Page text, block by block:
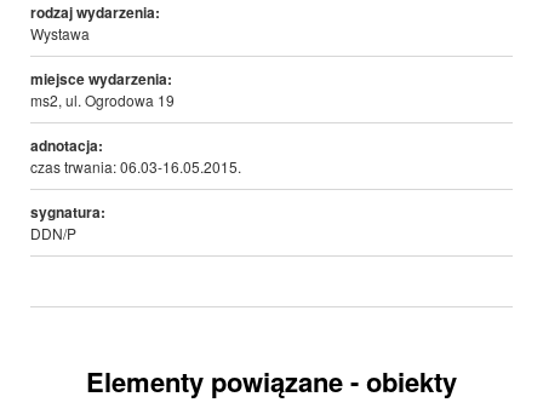
rodzaj wydarzenia:
Wystawa
miejsce wydarzenia:
ms2, ul. Ogrodowa 19
adnotacja:
czas trwania: 06.03-16.05.2015.
sygnatura:
DDN/P
Elementy powiązane - obiekty